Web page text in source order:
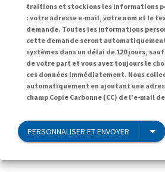
traitions et stockions les informations
: votre adresse e-mail, votre nom et le
demande. Toutes les informations
cette demande seront
systèmes dans un délai de 120 jours,
de votre part et vous avez toujours le
ces données immédiatement. Nous
automatiquement en ajoutant une
champ Copie Carbonne (CC) de l'e-mail
PERSONNALISER ET ENVOYER